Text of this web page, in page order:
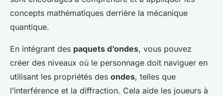
concepts mathématiques derrière la mécanique
quantique.
En intégrant des paquets d’ondes, vous pouvez
créer des niveaux où le personnage doit naviguer en
utilisant les propriétés des ondes, telles que
l’interférence et la diffraction. Cela aide les joueurs à